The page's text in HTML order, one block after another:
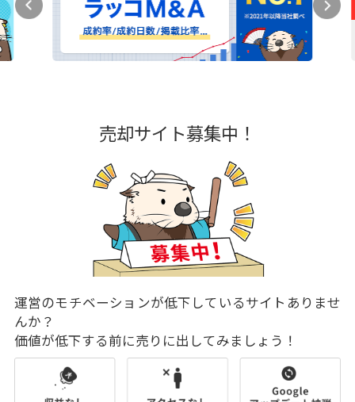
売却サイト募集中！
運営のモチベーションが低下しているサイトありませ
んか？
価値が低下する前に売りに出してみましょう！